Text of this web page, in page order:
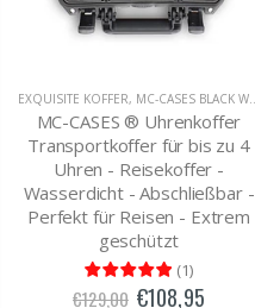
EXQUISITE KOFFER, MC-CASES BLACK WEEK SALE PRODUKTE
MC-CASES ® Uhrenkoffer
Transportkoffer für bis zu 4
Uhren - Reisekoffer -
Wasserdicht - Abschließbar -
Perfekt für Reisen - Extrem
geschützt
(1)
€129,00 €108,95